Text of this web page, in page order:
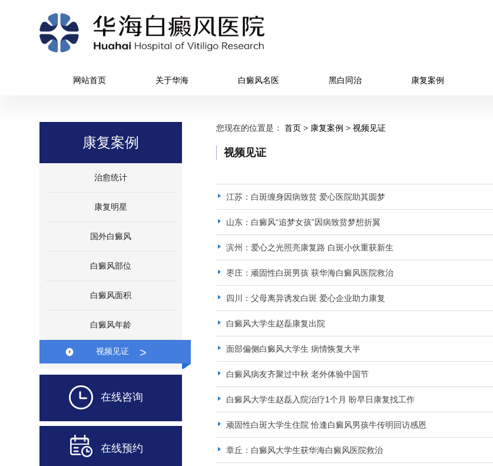
网站首页 关于华海 白癜风名医 黑白同治 康复案例
康复案例
治愈统计
康复明星
国外白癜风
白癜风部位
白癜风面积
白癜风年龄
视频见证 >
在线咨询
在线预约
您现在的位置是： 首页 > 康复案例 > 视频见证
视频见证
江苏：白斑缠身因病致贫 爱心医院助其圆梦
山东：白癜风“追梦女孩”因病致贫梦想折翼
滨州：爱心之光照亮康复路 白斑小伙重获新生
枣庄：顽固性白斑男孩 获华海白癜风医院救治
四川：父母离异诱发白斑 爱心企业助力康复
白癜风大学生赵磊康复出院
面部偏侧白癜风大学生 病情恢复大半
白癜风病友齐聚过中秋 老外体验中国节
白癜风大学生赵磊入院治疗1个月 盼早日康复找工作
顽固性白斑大学生住院 恰逢白癜风男孩牛传明回访感恩
章丘：白癜风大学生获华海白癜风医院救治